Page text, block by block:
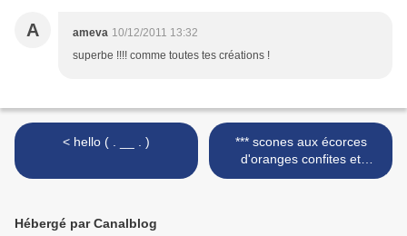
A ameva 10/12/2011 13:32
superbe !!!! comme toutes tes créations !
< hello ( . __ . )
*** scones aux écorces
d'oranges confites et
pépites de chocolat noir ***
Hébergé par Canalblog